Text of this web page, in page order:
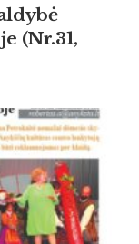
(Nr.31,